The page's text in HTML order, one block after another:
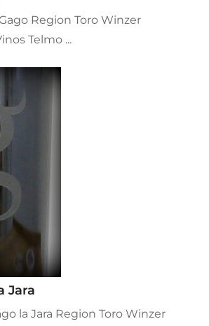
Region Toro Winzer
Telmo ...
Jara
la Jara Region Toro Winzer